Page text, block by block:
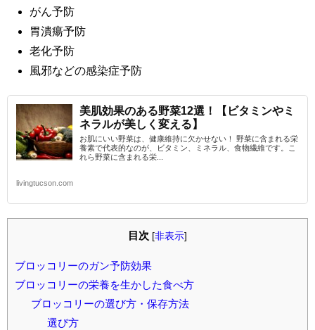
がん予防
胃潰瘍予防
老化予防
風邪などの感染症予防
美肌効果のある野菜12選！【ビタミンやミ
ネラルが美しく変える】
お肌にいい野菜は、健康維持に欠かせない！ 野菜に含まれる栄
養素で代表的なのが、ビタミン、ミネラル、食物繊維です。こ
れら野菜に含まれる栄...
livingtucson.com
目次 [非表示]
ブロッコリーのガン予防効果
ブロッコリーの栄養を生かした食べ方
ブロッコリーの選び方・保存方法
選び方